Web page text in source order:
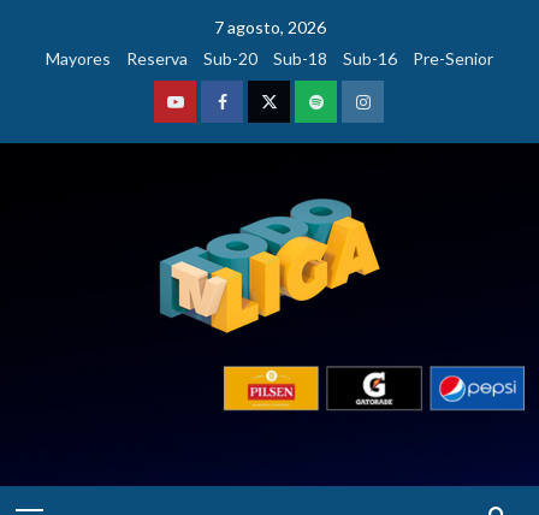
contenido
7 agosto, 2026
Mayores
Reserva Sub-20 Sub-18 Sub-16 Pre-Senior
YoutubeFacebookTwitterPodcastInstagram